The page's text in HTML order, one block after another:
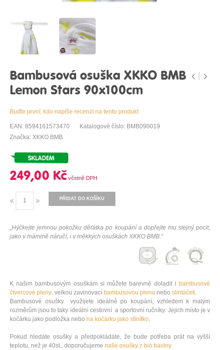
Bambusová osuška XKKO BMB
Lemon Stars 90x100cm
Buďte první, kdo napíše recenzi na tento produkt
EAN: 8594161573470
Katalogové číslo: BMB090019
Značka: XKKO BMB
249,00 Kč
PŘIDAT DO KOŠÍKU
„Hýčkejte jemnou pokožku děťátka po koupání a dopřejte mu stejný pocit,
jako v mámině náručí, i v měkkých osuškách XKKO BMB.“
K našim bambusovým osuškám si můžete barevně doladit i bambusové
čtvercové pleny, velkou zavinovací bambusovou plenu nebo slintáček.
Bambusové osušky využijete ideálně po koupání, vzhledem k malým
rozměrům jsou to taky ideální cestovní a sportovní ručníky. Jejich místo je v
kočárku jako podložka nebo na kočárku jako stínítko,
Pokud hledáte osušky a předpokládáte, že bude potřeba prát na vyšší
teplotu, než je 40st., doporučujeme naše osušky z bio bavlny.